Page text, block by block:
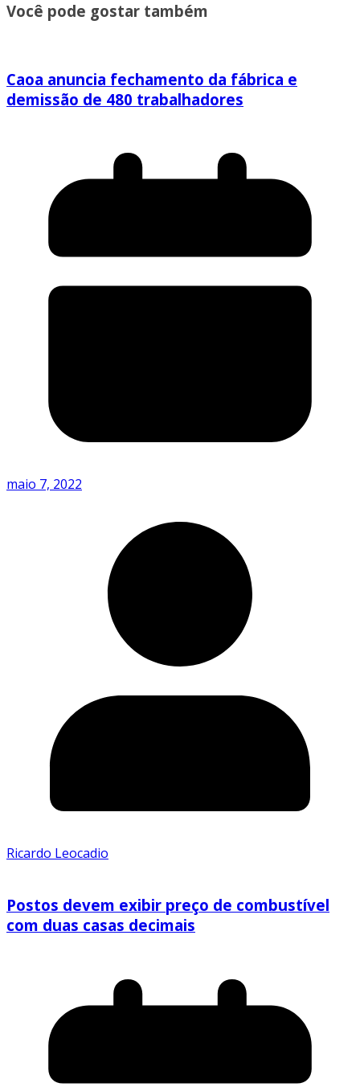
Você pode gostar também
Caoa anuncia fechamento da fábrica e
demissão de 480 trabalhadores
maio 7, 2022
Ricardo Leocadio
Postos devem exibir preço de combustível
com duas casas decimais